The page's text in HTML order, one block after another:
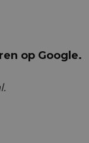
op Google.